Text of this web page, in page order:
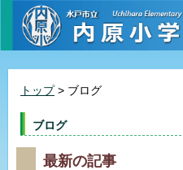
トップ> ブログ
ブログ
最新の記事